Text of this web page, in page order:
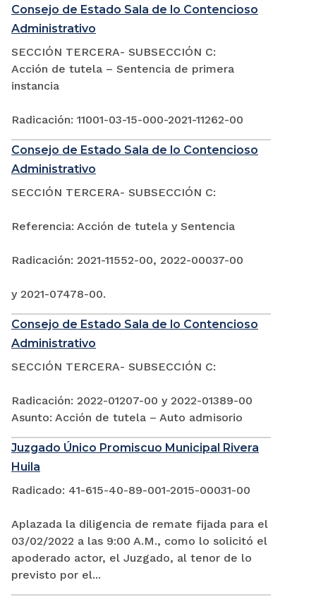
Consejo de Estado Sala de lo Contencioso
Administrativo
SECCIÓN TERCERA- SUBSECCIÓN C:
Acción de tutela – Sentencia de primera
instancia
Radicación: 11001-03-15-000-2021-11262-00
Consejo de Estado Sala de lo Contencioso
Administrativo
SECCIÓN TERCERA- SUBSECCIÓN C:
Referencia: Acción de tutela y Sentencia
Radicación: 2021-11552-00, 2022-00037-00
y 2021-07478-00.
Consejo de Estado Sala de lo Contencioso
Administrativo
SECCIÓN TERCERA- SUBSECCIÓN C:
Radicación: 2022-01207-00 y 2022-01389-00
Asunto: Acción de tutela – Auto admisorio
Juzgado Único Promiscuo Municipal Rivera
Huila
Radicado: 41-615-40-89-001-2015-00031-00
Aplazada la diligencia de remate fijada para el
03/02/2022 a las 9:00 A.M., como lo solicitó el
apoderado actor, el Juzgado, al tenor de lo
previsto por el...